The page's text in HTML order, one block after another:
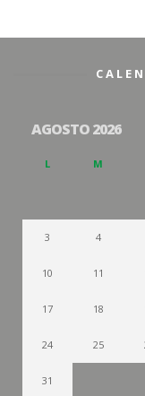
AGOSTO 2026
L M
3 4
10 11
17 18
24 25
31